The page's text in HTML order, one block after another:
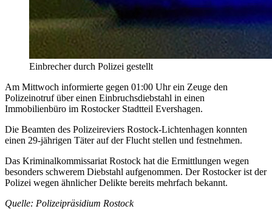
Einbrecher durch Polizei gestellt
Am Mittwoch informierte gegen 01:00 Uhr ein Zeuge den
Polizeinotruf über einen Einbruchsdiebstahl in einen
Immobilienbüro im Rostocker Stadtteil Evershagen.
Die Beamten des Polizeireviers Rostock-Lichtenhagen konnten
einen 29-jährigen Täter auf der Flucht stellen und festnehmen.
Das Kriminalkommissariat Rostock hat die Ermittlungen wegen
besonders schwerem Diebstahl aufgenommen. Der Rostocker ist der
Polizei wegen ähnlicher Delikte bereits mehrfach bekannt.
Quelle: Polizeipräsidium Rostock